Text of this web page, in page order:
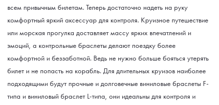
всем привычным билетам. Теперь достаточно надеть на руку
комфортный яркий аксессуар для контроля. Круизное путешествие
или морская прогулка доставляет массу ярких впечатлений и
эмоций, а контрольные браслеты делают поездку более
комфортной и беззаботной. Ведь не нужно больше бояться утерять
билет и не попасть на корабль. Для длительных круизов наиболее
подходящими будут прочные и долговечные виниловые браслеты F-
типа и виниловый браслет L-типа, они идеальны для контроля и